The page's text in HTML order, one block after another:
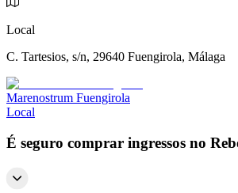
Local
C. Tartesios, s/n, 29640 Fuengirola, Málaga
Marenostrum Fuengirola
Local
É seguro comprar ingressos no